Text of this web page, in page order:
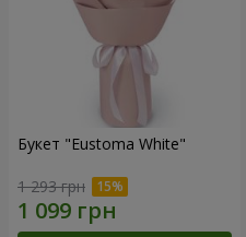
Букет "Eustoma White"
1 293 грн